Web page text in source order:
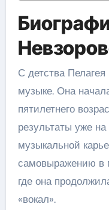
С детства
музыке. Она
пятилетнего
результаты уже
музыкальной
самовыражению в
где она
«вокал».